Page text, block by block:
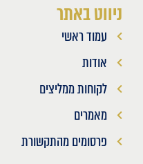
ניווט באתר
עמוד ראשי
אודות
לקוחות ממליצים
מאמרים
פרסומים מהתקשורת